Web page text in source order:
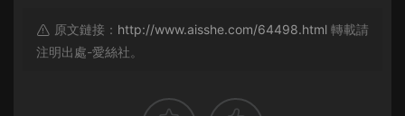
原文鏈接： http://www.aisshe.com/64498.html 轉載請
注明出處-愛絲社。